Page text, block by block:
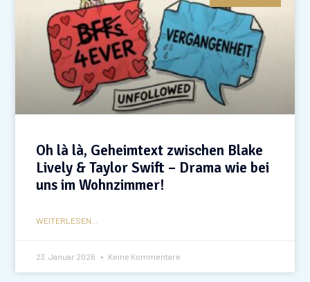
Oh là là, Geheimtext zwischen Blake
Lively & Taylor Swift – Drama wie bei
uns im Wohnzimmer!
WEITERLESEN...
23. Januar 2026 Keine Kommentare